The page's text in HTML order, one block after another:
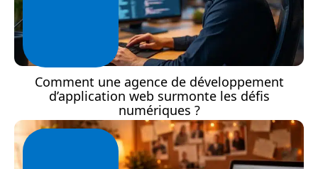
Comment une agence de développement
d’application web surmonte les défis
numériques ?